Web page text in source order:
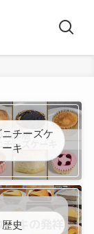
ニチーズケ
ーキ
歴史